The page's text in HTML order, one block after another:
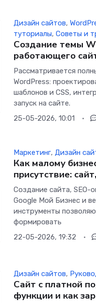
Дизайн сайтов,
туториалы,Советы и
Создание темы
работающего
Рассматривается
WordPress:
шаблонов и CSS,
запуск на сайте.
25-05-2026, 10:01
Маркетинг,Дизайн
Как малому
присутствие:
Создание сайта, SEO-
Google Мой Бизнес и
инструменты
формировать
22-05-2026, 19:32
Дизайн сайтов,
Сайт с платной
функции и как